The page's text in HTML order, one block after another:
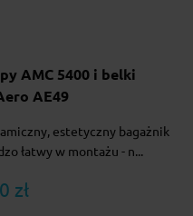
AMC 5400 i belki
AE49
estetyczny bagażnik
łatwy w montażu - n...
zł